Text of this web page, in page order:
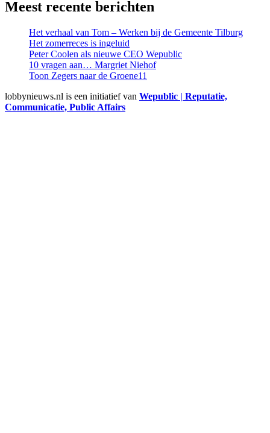
Meest recente berichten
Het verhaal van Tom – Werken bij de Gemeente Tilburg
Het zomerreces is ingeluid
Peter Coolen als nieuwe CEO Wepublic
10 vragen aan… Margriet Niehof
Toon Zegers naar de Groene11
lobbynieuws.nl is een initiatief van Wepublic | Reputatie,
Communicatie, Public Affairs